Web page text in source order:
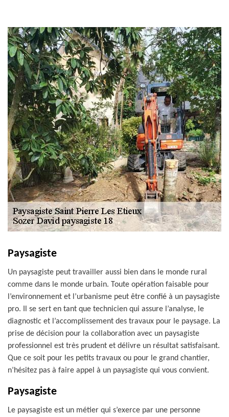
Paysagiste
Un paysagiste peut travailler aussi bien dans le monde rural
comme dans le monde urbain. Toute opération faisable pour
l’environnement et l’urbanisme peut être confié à un paysagiste
pro. Il se sert en tant que technicien qui assure l’analyse, le
diagnostic et l’accomplissement des travaux pour le paysage. La
prise de décision pour la collaboration avec un paysagiste
professionnel est très prudent et délivre un résultat satisfaisant.
Que ce soit pour les petits travaux ou pour le grand chantier,
n’hésitez pas à faire appel à un paysagiste qui vous convient.
Paysagiste
Le paysagiste est un métier qui s’exerce par une personne